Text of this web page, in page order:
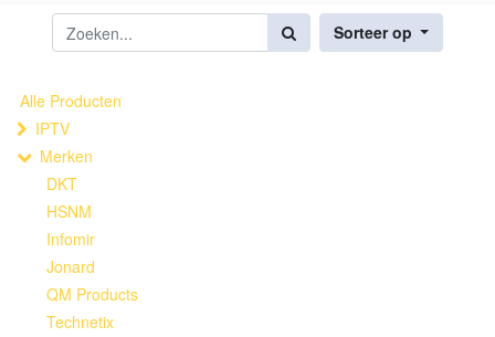
Sorteer op
Alle Producten
IPTV
Merken
DKT
HSNM
Infomir
Jonard
QM Products
Technetix